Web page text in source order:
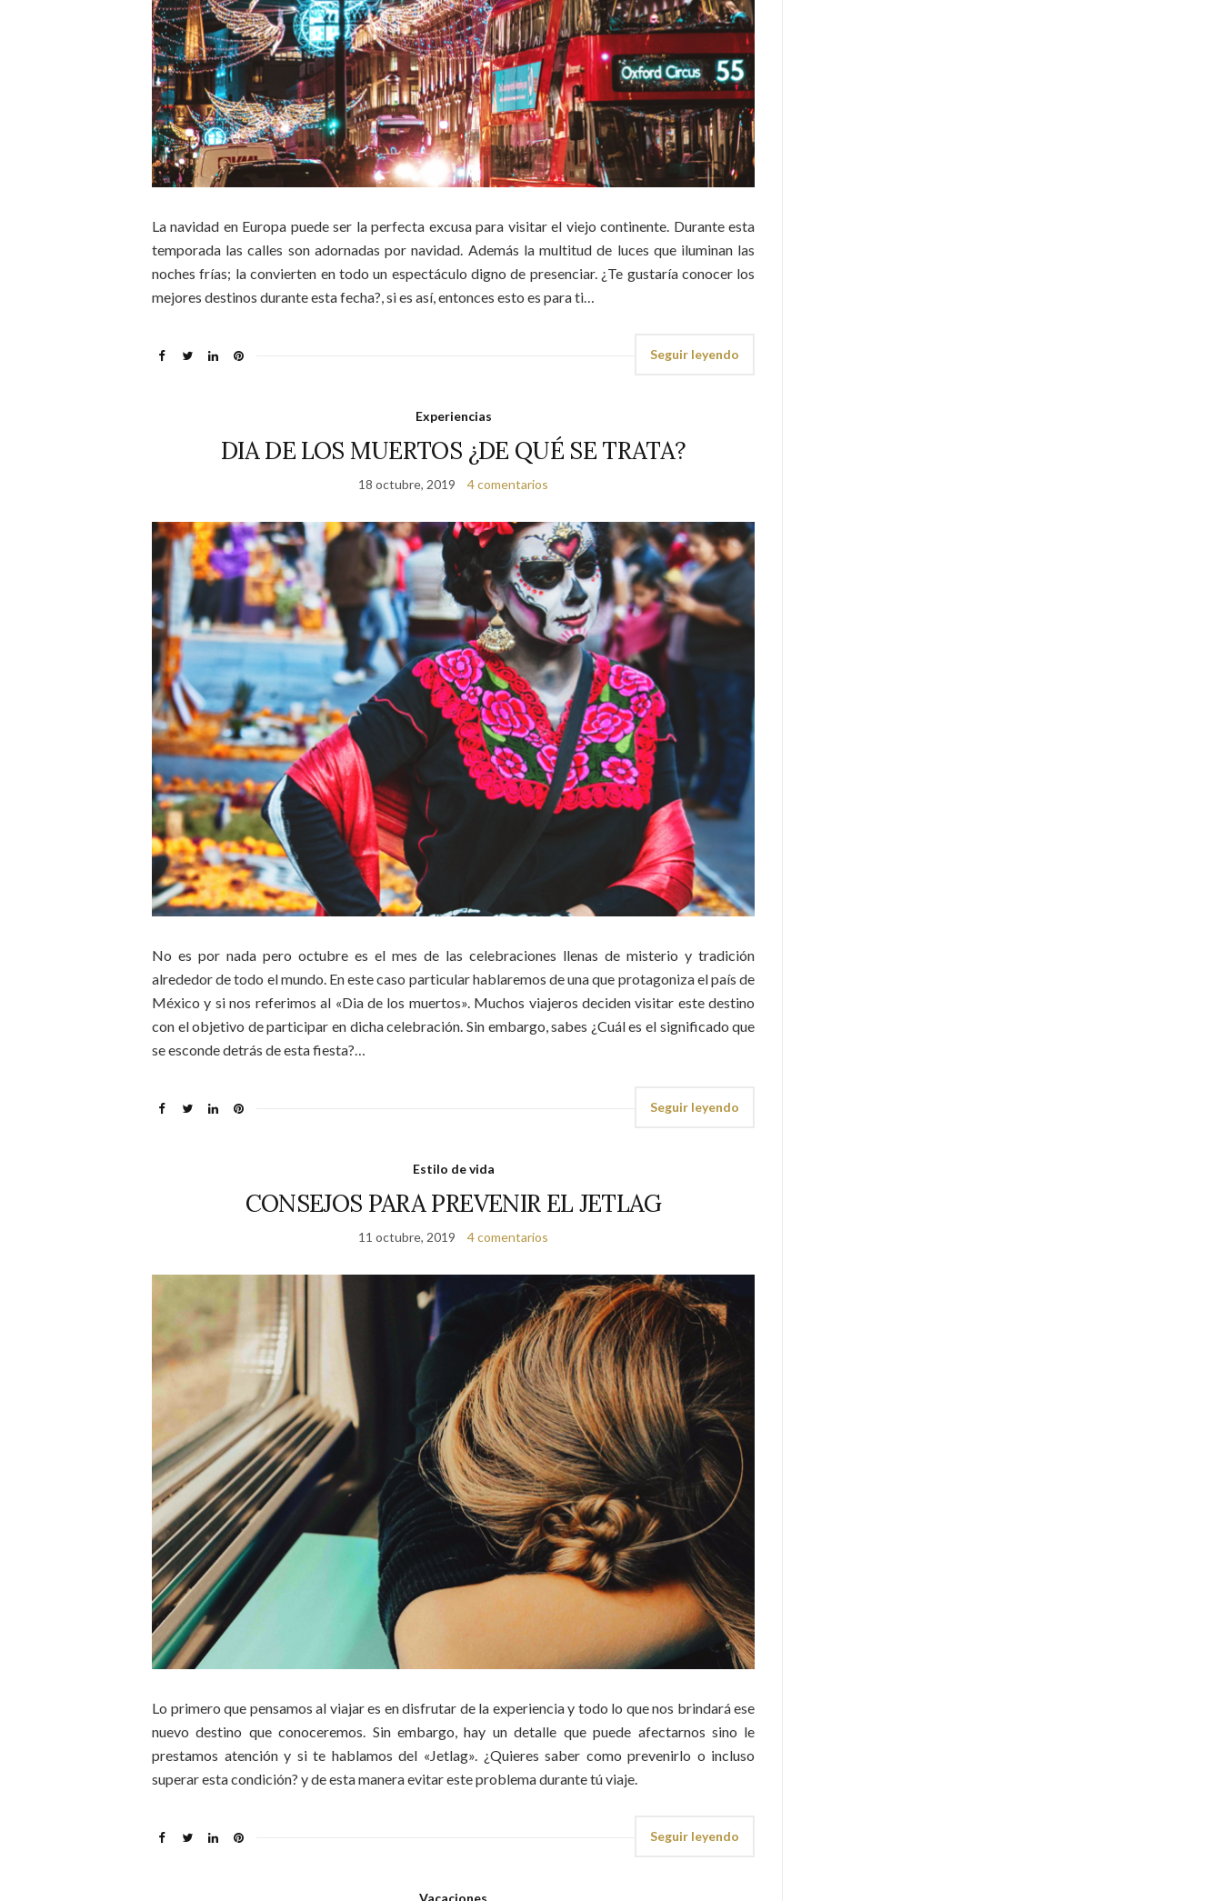
La navidad en Europa puede ser la perfecta excusa para visitar el viejo continente. Durante esta
temporada las calles son adornadas por navidad. Además la multitud de luces que iluminan las
noches frías; la convierten en todo un espectáculo digno de presenciar. ¿Te gustaría conocer los
mejores destinos durante esta fecha?, si es así, entonces esto es para ti…
Seguir leyendo
Experiencias
DIA DE LOS MUERTOS ¿DE QUÉ SE TRATA?
18 octubre, 2019 4 comentarios
No es por nada pero octubre es el mes de las celebraciones llenas de misterio y tradición
alrededor de todo el mundo. En este caso particular hablaremos de una que protagoniza el país de
México y si nos referimos al «Dia de los muertos». Muchos viajeros deciden visitar este destino
con el objetivo de participar en dicha celebración. Sin embargo, sabes ¿Cuál es el significado que
se esconde detrás de esta fiesta?…
Seguir leyendo
Estilo de vida
CONSEJOS PARA PREVENIR EL JETLAG
11 octubre, 2019 4 comentarios
Lo primero que pensamos al viajar es en disfrutar de la experiencia y todo lo que nos brindará ese
nuevo destino que conoceremos. Sin embargo, hay un detalle que puede afectarnos sino le
prestamos atención y si te hablamos del «Jetlag». ¿Quieres saber como prevenirlo o incluso
superar esta condición? y de esta manera evitar este problema durante tú viaje.
Seguir leyendo
Vacaciones